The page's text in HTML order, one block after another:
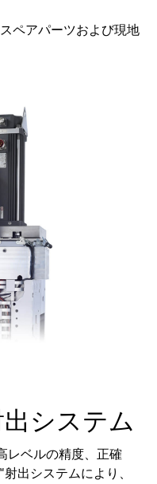
ペアパーツおよび現地
システム
レベルの精度、正確
出システムにより、